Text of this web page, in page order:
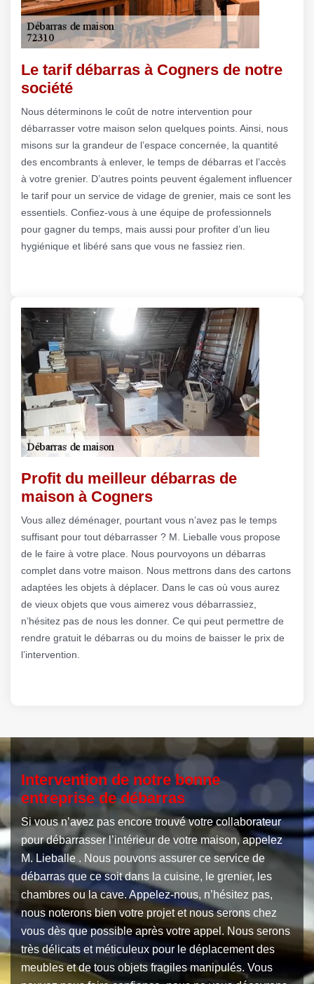
Le tarif débarras à Cogners de notre
société
Nous déterminons le coût de notre intervention pour
débarrasser votre maison selon quelques points. Ainsi, nous
misons sur la grandeur de l’espace concernée, la quantité
des encombrants à enlever, le temps de débarras et l’accès
à votre grenier. D’autres points peuvent également influencer
le tarif pour un service de vidage de grenier, mais ce sont les
essentiels. Confiez-vous à une équipe de professionnels
pour gagner du temps, mais aussi pour profiter d’un lieu
hygiénique et libéré sans que vous ne fassiez rien.
Profit du meilleur débarras de
maison à Cogners
Vous allez déménager, pourtant vous n’avez pas le temps
suffisant pour tout débarrasser ? M. Lieballe vous propose
de le faire à votre place. Nous pourvoyons un débarras
complet dans votre maison. Nous mettrons dans des cartons
adaptées les objets à déplacer. Dans le cas où vous aurez
de vieux objets que vous aimerez vous débarrassiez,
n’hésitez pas de nous les donner. Ce qui peut permettre de
rendre gratuit le débarras ou du moins de baisser le prix de
l’intervention.
Intervention de notre bonne
entreprise de débarras
Si vous n’avez pas encore trouvé votre collaborateur
pour débarrasser l’intérieur de votre maison, appelez
M. Lieballe . Nous pouvons assurer ce service de
débarras que ce soit dans la cuisine, le grenier, les
chambres ou la cave. Appelez-nous, n’hésitez pas,
nous noterons bien votre projet et nous serons chez
vous dès que possible après votre appel. Nous serons
très délicats et méticuleux pour le déplacement des
meubles et de tous objets fragiles manipulés. Vous